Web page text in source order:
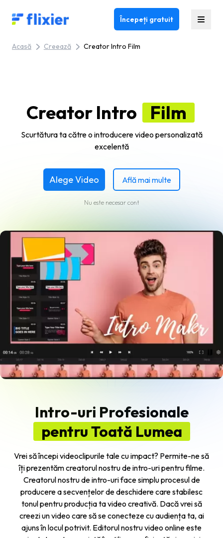
Flixier logo - Home Începeți gratuit
Acasă Creează Creator Intro Film
Creator Intro Film
Scurtătura ta către o introducere video personalizată
excelentă
Alege Video Află mai multe
Nu este necesar cont
Intro-uri Profesionale
pentru Toată Lumea
Vrei să începi videoclipurile tale cu impact? Permite-ne să
îți prezentăm creatorul nostru de intro-uri pentru filme.
Creatorul nostru de intro-uri face simplu procesul de
producere a secvențelor de deschidere care stabilesc
tonul pentru producția ta video creativă. Dacă vrei să
creezi un video care să se conecteze cu audiența ta, ai
ajuns în locul potrivit. Editorul nostru video onlineeste